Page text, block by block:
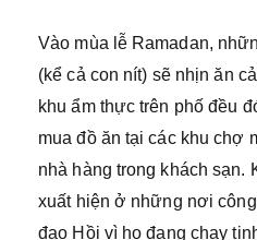
Vào mùa lễ Ramadan,
(kể cả con nít) sẽ nhịn ăn
khu ẩm thực trên phố đều
mua đồ ăn tại các khu chợ
nhà hàng trong khách sạn.
xuất hiện ở những nơi
đạo Hồi vì họ đang chay